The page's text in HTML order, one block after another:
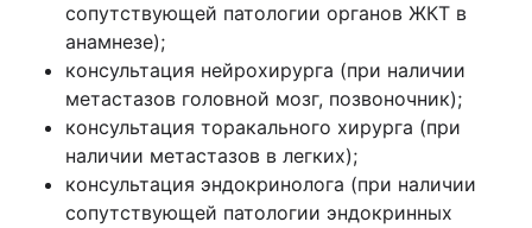
сопутствующей патологии органов ЖКТ в
анамнезе);
консультация нейрохирурга (при наличии
метастазов головной мозг, позвоночник);
консультация торакального хирурга (при
наличии метастазов в легких);
консультация эндокринолога (при наличии
сопутствующей патологии эндокринных